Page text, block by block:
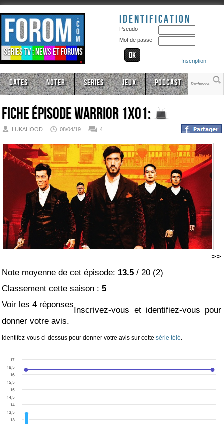
Séries TV : news et forums
Identification
Pseudo
Mot de passe
Inscription
Dates Noter Series Jeux Podcast
Fiche épisodeWarrior 1x01:
LUKAHOOD 08/04/19 4
>>
Note moyenne de cet épisode: 13.5 / 20 (2)
Classement cette saison :5
Voir les 4 réponses
Inscrivez-vous et identifiez-vous pour
donner votre avis.
Identifez-vous ci-dessus pour donner votre avis sur cettesérie télé
13
13,5
14
14,5
15
15,5
16
16,5
17